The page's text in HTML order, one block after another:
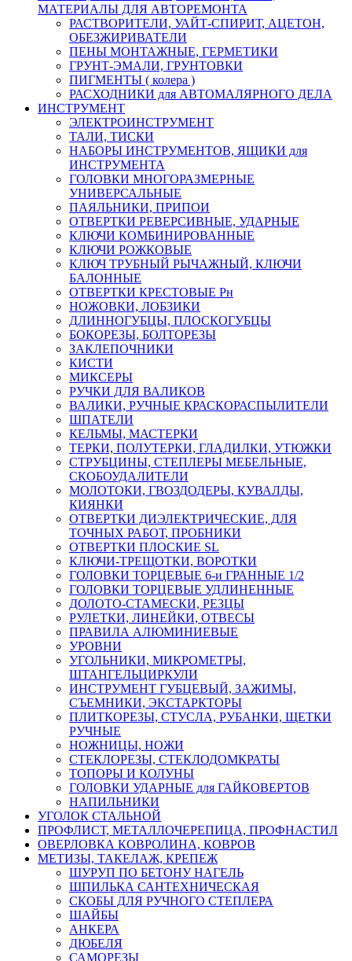
МАТЕРИАЛЫ ДЛЯ АВТОРЕМОНТА
РАСТВОРИТЕЛИ, УАЙТ-СПИРИТ, АЦЕТОН,
ОБЕЗЖИРИВАТЕЛИ
ПЕНЫ МОНТАЖНЫЕ, ГЕРМЕТИКИ
ГРУНТ-ЭМАЛИ, ГРУНТОВКИ
ПИГМЕНТЫ ( колера )
РАСХОДНИКИ для АВТОМАЛЯРНОГО ДЕЛА
ИНСТРУМЕНТ
ЭЛЕКТРОИНСТРУМЕНТ
ТАЛИ, ТИСКИ
НАБОРЫ ИНСТРУМЕНТОВ, ЯЩИКИ для
ИНСТРУМЕНТА
ГОЛОВКИ МНОГОРАЗМЕРНЫЕ
УНИВЕРСАЛЬНЫЕ
ПАЯЛЬНИКИ, ПРИПОИ
ОТВЕРТКИ РЕВЕРСИВНЫЕ, УДАРНЫЕ
КЛЮЧИ КОМБИНИРОВАННЫЕ
КЛЮЧИ РОЖКОВЫЕ
КЛЮЧ ТРУБНЫЙ РЫЧАЖНЫЙ, КЛЮЧИ
БАЛОННЫЕ
ОТВЕРТКИ КРЕСТОВЫЕ Рн
НОЖОВКИ, ЛОБЗИКИ
ДЛИННОГУБЦЫ, ПЛОСКОГУБЦЫ
БОКОРЕЗЫ, БОЛТОРЕЗЫ
ЗАКЛЕПОЧНИКИ
КИСТИ
МИКСЕРЫ
РУЧКИ ДЛЯ ВАЛИКОВ
ВАЛИКИ, РУЧНЫЕ КРАСКОРАСПЫЛИТЕЛИ
ШПАТЕЛИ
КЕЛЬМЫ, МАСТЕРКИ
ТЕРКИ, ПОЛУТЕРКИ, ГЛАДИЛКИ, УТЮЖКИ
СТРУБЦИНЫ, СТЕПЛЕРЫ МЕБЕЛЬНЫЕ,
СКОБОУДАЛИТЕЛИ
МОЛОТОКИ, ГВОЗДОДЕРЫ, КУВАЛДЫ,
КИЯНКИ
ОТВЕРТКИ ДИЭЛЕКТРИЧЕСКИЕ, ДЛЯ
ТОЧНЫХ РАБОТ, ПРОБНИКИ
ОТВЕРТКИ ПЛОСКИЕ SL
КЛЮЧИ-ТРЕЩОТКИ, ВОРОТКИ
ГОЛОВКИ ТОРЦЕВЫЕ 6-и ГРАННЫЕ 1/2
ГОЛОВКИ ТОРЦЕВЫЕ УДЛИНЕННЫЕ
ДОЛОТО-СТАМЕСКИ, РЕЗЦЫ
РУЛЕТКИ, ЛИНЕЙКИ, ОТВЕСЫ
ПРАВИЛА АЛЮМИНИЕВЫЕ
УРОВНИ
УГОЛЬНИКИ, МИКРОМЕТРЫ,
ШТАНГЕЛЬЦИРКУЛИ
ИНСТРУМЕНТ ГУБЦЕВЫЙ, ЗАЖИМЫ,
СЪЕМНИКИ, ЭКСТАРКТОРЫ
ПЛИТКОРЕЗЫ, СТУСЛА, РУБАНКИ, ЩЕТКИ
РУЧНЫЕ
НОЖНИЦЫ, НОЖИ
СТЕКЛОРЕЗЫ, СТЕКЛОДОМКРАТЫ
ТОПОРЫ И КОЛУНЫ
ГОЛОВКИ УДАРНЫЕ для ГАЙКОВЕРТОВ
НАПИЛЬНИКИ
УГОЛОК СТАЛЬНОЙ
ПРОФЛИСТ, МЕТАЛЛОЧЕРЕПИЦА, ПРОФНАСТИЛ
ОВЕРЛОВКА КОВРОЛИНА, КОВРОВ
МЕТИЗЫ, ТАКЕЛАЖ, КРЕПЕЖ
ШУРУП ПО БЕТОНУ НАГЕЛЬ
ШПИЛЬКА САНТЕХНИЧЕСКАЯ
СКОБЫ ДЛЯ РУЧНОГО СТЕПЛЕРА
ШАЙБЫ
АНКЕРА
ДЮБЕЛЯ
САМОРЕЗЫ